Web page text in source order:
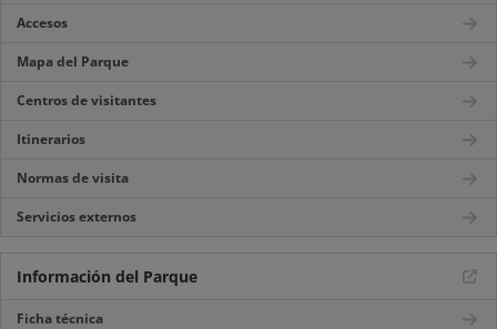
Accesos
Mapa del Parque
Centros de visitantes
Itinerarios
Normas de visita
Servicios externos
Información del Parque
Ficha técnica